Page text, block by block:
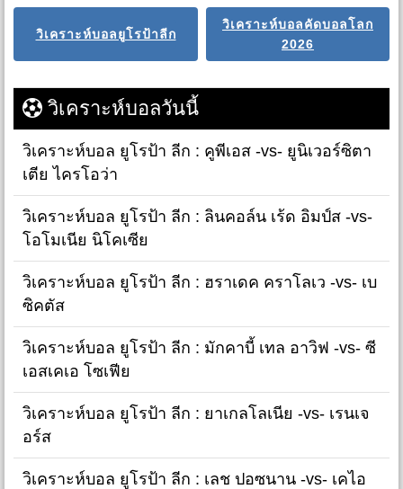
วิเคราะห์บอลยูโรป้าลีก
วิเคราะห์บอลคัดบอลโลก
2026
วิเคราะห์บอลวันนี้
วิเคราะห์บอล ยูโรป้า ลีก : คูพีเอส -vs- ยูนิเวอร์ซิตา
เตีย ไครโอว่า
วิเคราะห์บอล ยูโรป้า ลีก : ลินคอล์น เร้ด อิมป์ส -vs-
โอโมเนีย นิโคเซีย
วิเคราะห์บอล ยูโรป้า ลีก : ฮราเดค คราโลเว -vs- เบ
ซิคตัส
วิเคราะห์บอล ยูโรป้า ลีก : มักคาบี้ เทล อาวิฟ -vs- ซี
เอสเคเอ โซเฟีย
วิเคราะห์บอล ยูโรป้า ลีก : ยาเกลโลเนีย -vs- เรนเจ
อร์ส
วิเคราะห์บอล ยูโรป้า ลีก : เลช ปอซนาน -vs- เคไอ